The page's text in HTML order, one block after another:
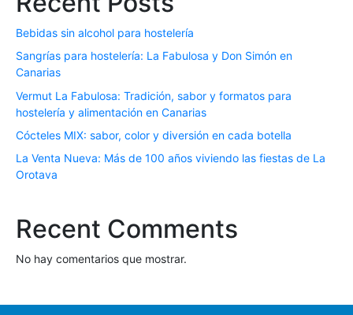
Bebidas sin alcohol para hostelería
Sangrías para hostelería: La Fabulosa y Don Simón en
Canarias
Vermut La Fabulosa: Tradición, sabor y formatos para
hostelería y alimentación en Canarias
Cócteles MIX: sabor, color y diversión en cada botella
La Venta Nueva: Más de 100 años viviendo las fiestas de La
Orotava
Recent Comments
No hay comentarios que mostrar.